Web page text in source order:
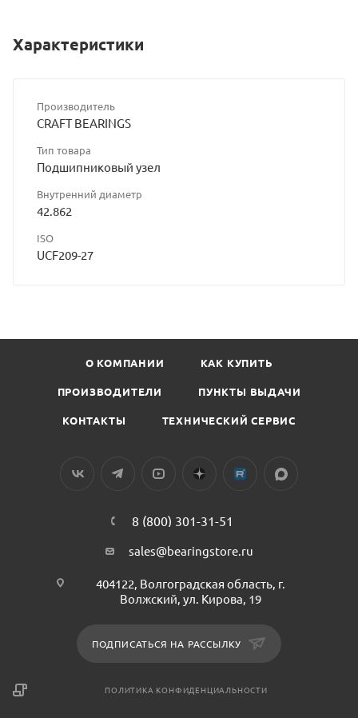
Характеристики
Производитель
CRAFT BEARINGS
Тип товара
Подшипниковый узел
Внутренний диаметр
42.862
ISO
UCF209-27
О КОМПАНИИ КАК КУПИТЬ
ПРОИЗВОДИТЕЛИ ПУНКТЫ ВЫДАЧИ
КОНТАКТЫ ТЕХНИЧЕСКИЙ СЕРВИС
8 (800) 301-31-51
sales@bearingstore.ru
404122, Волгоградская область, г.
Волжский, ул. Кирова, 19
ПОДПИСАТЬСЯ НА РАССЫЛКУ
ПОЛИТИКА КОНФИДЕНЦИАЛЬНОСТИ